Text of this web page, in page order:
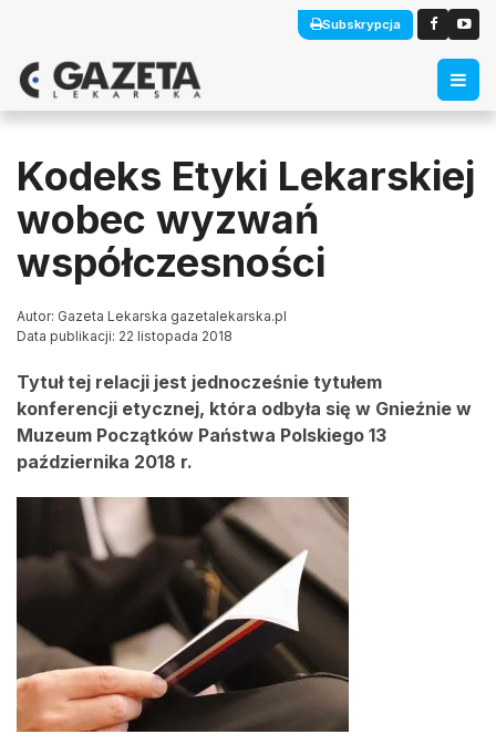
Subskrypcja
Kodeks Etyki Lekarskiej
wobec wyzwań
współczesności
Autor: Gazeta Lekarska gazetalekarska.pl
Data publikacji: 22 listopada 2018
Tytuł tej relacji jest jednocześnie tytułem
konferencji etycznej, która odbyła się w Gnieźnie w
Muzeum Początków Państwa Polskiego 13
października 2018 r.